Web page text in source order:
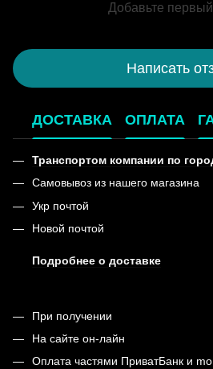
Добавьте
Написать
ДОСТАВКА ОПЛАТА
Транспортом компании по
Самовывоз из нашего магазина
Укр почтой
Новой почтой
Подробнее о доставке
При получении
На сайте он-лайн
Оплата частями ПриватБанк и